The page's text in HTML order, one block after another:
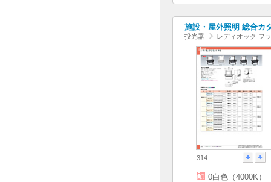
施設・屋外照明 総合カ
投光器 レディオック フ
314
0白色（4000K）